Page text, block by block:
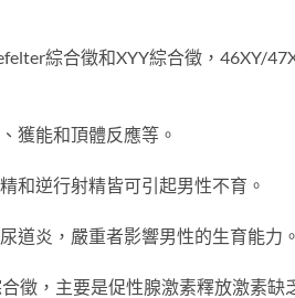
綜合徵和XYY綜合徵，46XY/
獲能和頂體反應等。
精和逆行射精皆可引起男性不育。
道炎，嚴重者影響男性的生育能力。
徵，主要是促性腺激素釋放激素缺